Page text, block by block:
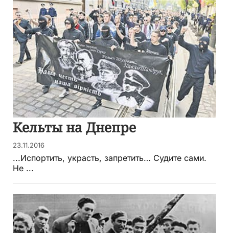
Кельты на Днепре
23.11.2016
...Испортить, украсть, запретить… Судите сами.
Не ...